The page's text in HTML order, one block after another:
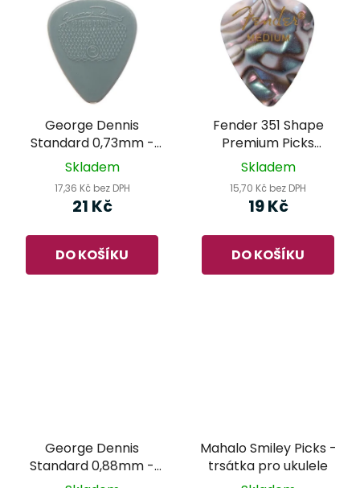
George Dennis
Standard 0,73mm -
trsátko
Skladem
17,36 Kč bez DPH
21 Kč
DO KOŠÍKU
Fender 351 Shape
Premium Picks
Abalone Medium -
Skladem
15,70 Kč bez DPH
19 Kč
DO KOŠÍKU
George Dennis
Standard 0,88mm -
trsátko
Mahalo Smiley Picks -
trsátka pro ukulele